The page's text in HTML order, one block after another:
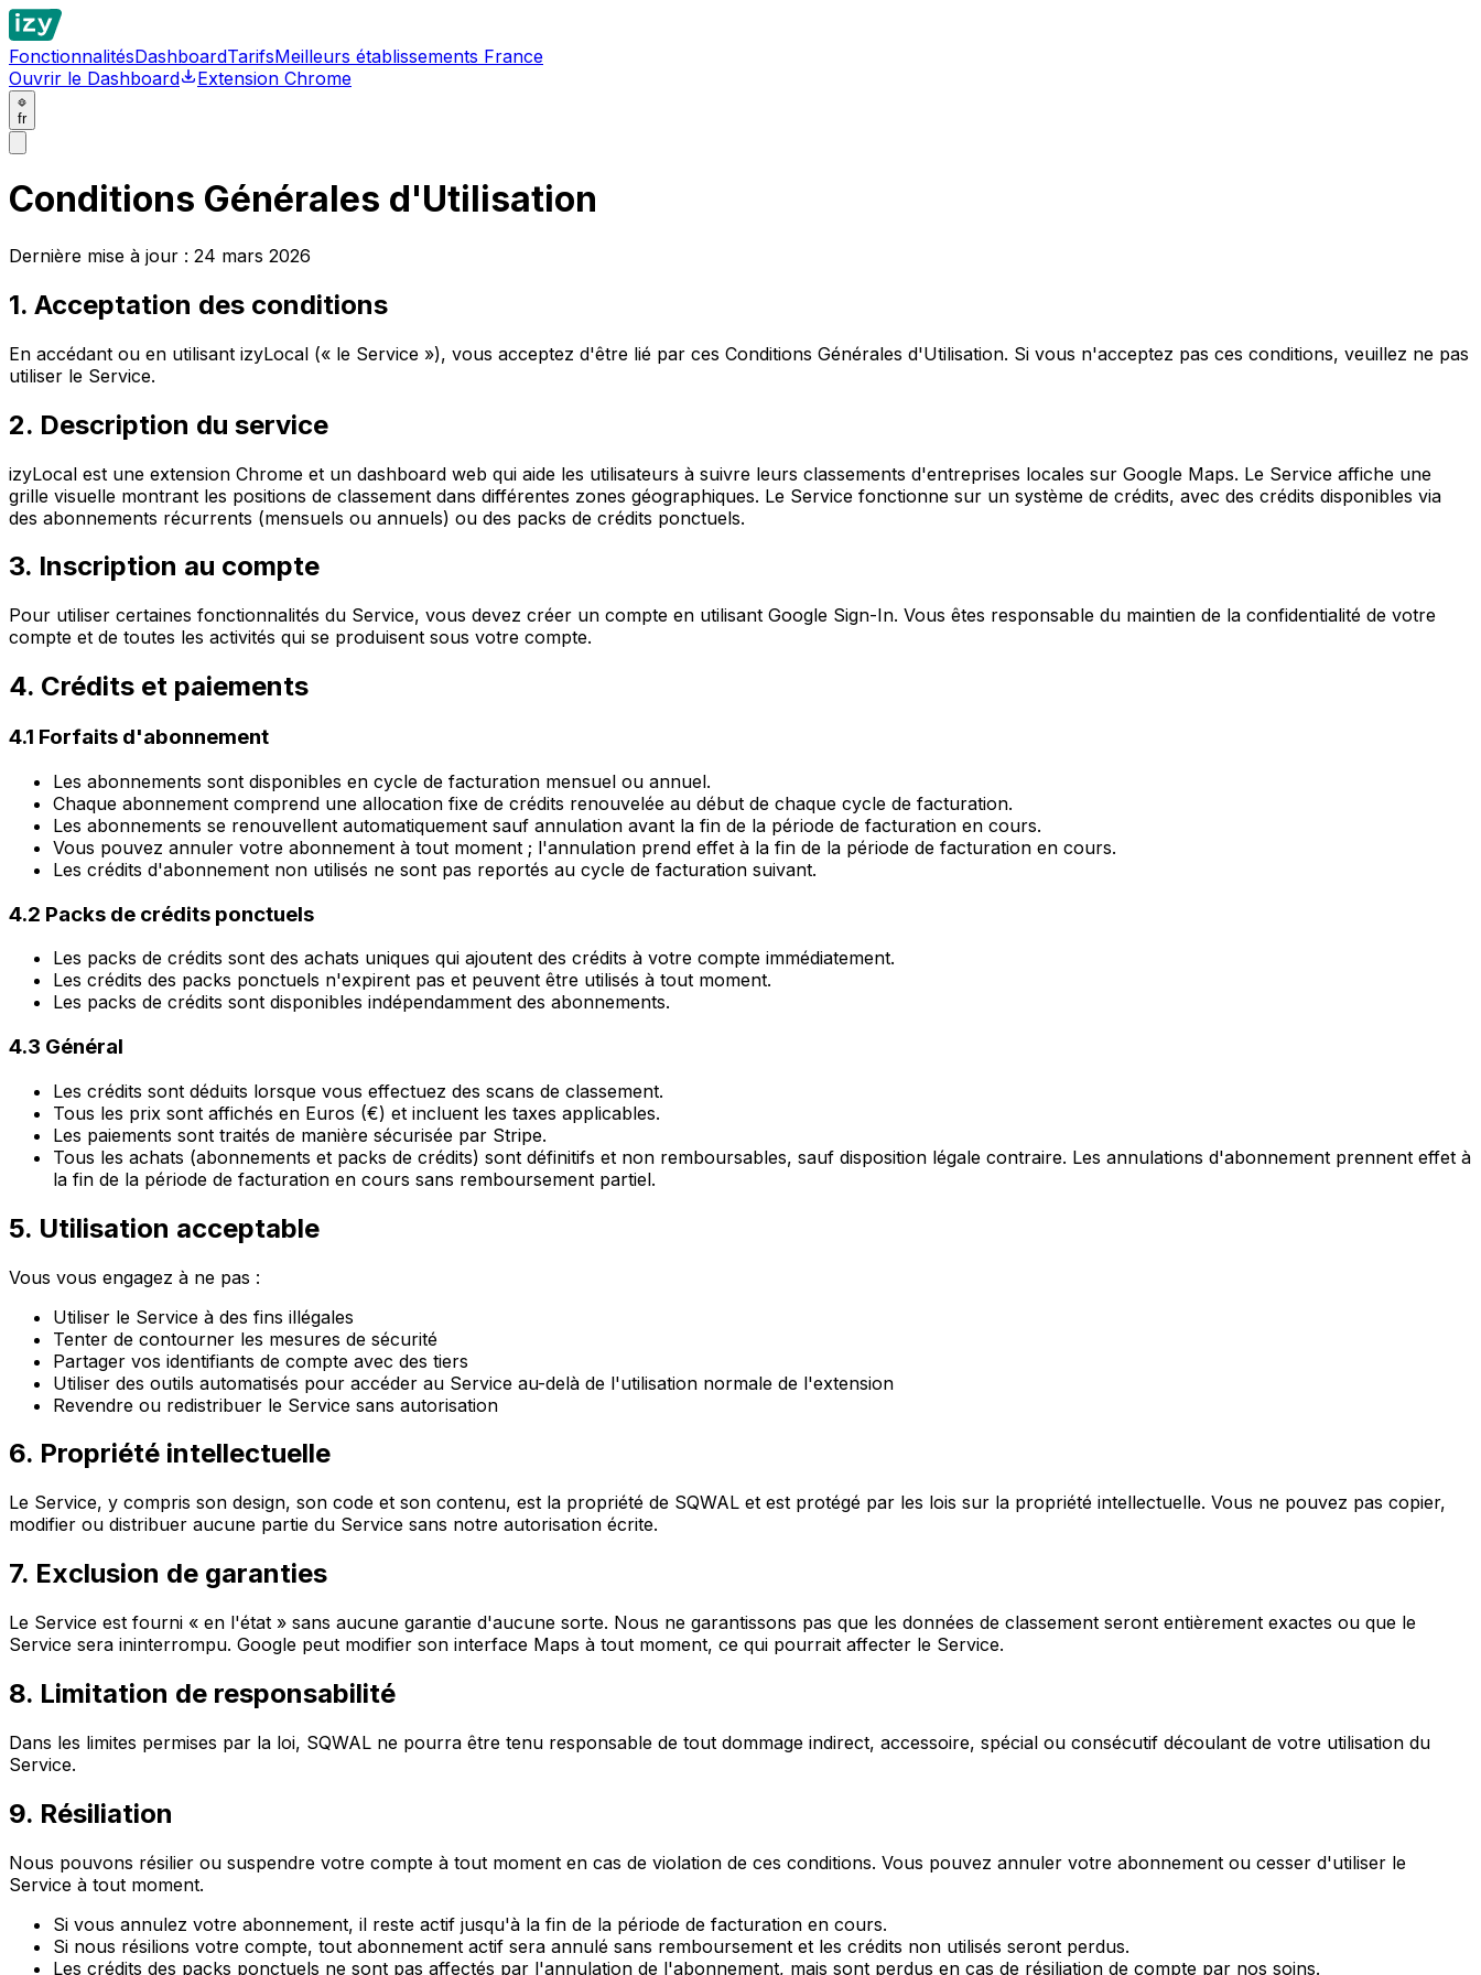
FonctionnalitésDashboardTarifsMeilleurs établissements France
Ouvrir le Dashboard
Extension Chrome
fr
Conditions Générales d'Utilisation
Dernière mise à jour : 24 mars 2026
1. Acceptation des conditions
En accédant ou en utilisant izyLocal (« le Service »), vous acceptez d'être lié par ces Conditions Générales d'Utilisation. Si vous n'acceptez pas ces conditions, veuillez ne pas
utiliser le Service.
2. Description du service
izyLocal est une extension Chrome et un dashboard web qui aide les utilisateurs à suivre leurs classements d'entreprises locales sur Google Maps. Le Service affiche une
grille visuelle montrant les positions de classement dans différentes zones géographiques. Le Service fonctionne sur un système de crédits, avec des crédits disponibles via
des abonnements récurrents (mensuels ou annuels) ou des packs de crédits ponctuels.
3. Inscription au compte
Pour utiliser certaines fonctionnalités du Service, vous devez créer un compte en utilisant Google Sign-In. Vous êtes responsable du maintien de la confidentialité de votre
compte et de toutes les activités qui se produisent sous votre compte.
4. Crédits et paiements
4.1 Forfaits d'abonnement
Les abonnements sont disponibles en cycle de facturation mensuel ou annuel.
Chaque abonnement comprend une allocation fixe de crédits renouvelée au début de chaque cycle de facturation.
Les abonnements se renouvellent automatiquement sauf annulation avant la fin de la période de facturation en cours.
Vous pouvez annuler votre abonnement à tout moment ; l'annulation prend effet à la fin de la période de facturation en cours.
Les crédits d'abonnement non utilisés ne sont pas reportés au cycle de facturation suivant.
4.2 Packs de crédits ponctuels
Les packs de crédits sont des achats uniques qui ajoutent des crédits à votre compte immédiatement.
Les crédits des packs ponctuels n'expirent pas et peuvent être utilisés à tout moment.
Les packs de crédits sont disponibles indépendamment des abonnements.
4.3 Général
Les crédits sont déduits lorsque vous effectuez des scans de classement.
Tous les prix sont affichés en Euros (€) et incluent les taxes applicables.
Les paiements sont traités de manière sécurisée par Stripe.
Tous les achats (abonnements et packs de crédits) sont définitifs et non remboursables, sauf disposition légale contraire. Les annulations d'abonnement prennent effet à
la fin de la période de facturation en cours sans remboursement partiel.
5. Utilisation acceptable
Vous vous engagez à ne pas :
Utiliser le Service à des fins illégales
Tenter de contourner les mesures de sécurité
Partager vos identifiants de compte avec des tiers
Utiliser des outils automatisés pour accéder au Service au-delà de l'utilisation normale de l'extension
Revendre ou redistribuer le Service sans autorisation
6. Propriété intellectuelle
Le Service, y compris son design, son code et son contenu, est la propriété de SQWAL et est protégé par les lois sur la propriété intellectuelle. Vous ne pouvez pas copier,
modifier ou distribuer aucune partie du Service sans notre autorisation écrite.
7. Exclusion de garanties
Le Service est fourni « en l'état » sans aucune garantie d'aucune sorte. Nous ne garantissons pas que les données de classement seront entièrement exactes ou que le
Service sera ininterrompu. Google peut modifier son interface Maps à tout moment, ce qui pourrait affecter le Service.
8. Limitation de responsabilité
Dans les limites permises par la loi, SQWAL ne pourra être tenu responsable de tout dommage indirect, accessoire, spécial ou consécutif découlant de votre utilisation du
Service.
9. Résiliation
Nous pouvons résilier ou suspendre votre compte à tout moment en cas de violation de ces conditions. Vous pouvez annuler votre abonnement ou cesser d'utiliser le
Service à tout moment.
Si vous annulez votre abonnement, il reste actif jusqu'à la fin de la période de facturation en cours.
Si nous résilions votre compte, tout abonnement actif sera annulé sans remboursement et les crédits non utilisés seront perdus.
Les crédits des packs ponctuels ne sont pas affectés par l'annulation de l'abonnement, mais sont perdus en cas de résiliation de compte par nos soins.